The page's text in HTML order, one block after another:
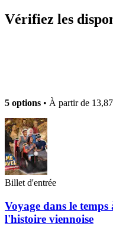
Vérifiez les
5 options • À partir de
Billet d'entrée
Voyage dans le
l'histoire viennoise